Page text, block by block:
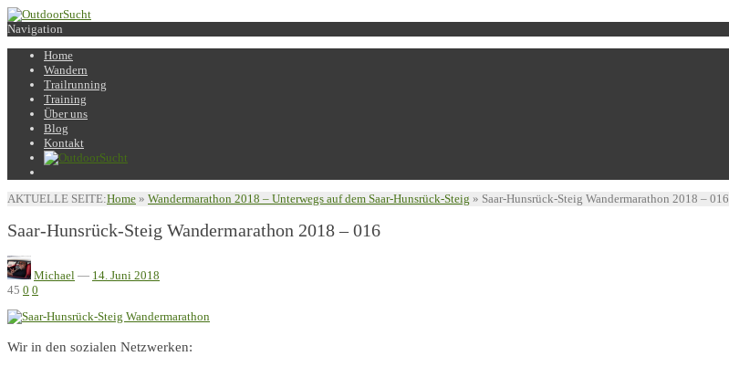
Navigation
Home
Wandern
Trailrunning
Training
Über uns
Blog
Kontakt
AKTUELLE SEITE:Home » Wandermarathon 2018 – Unterwegs auf dem Saar-Hunsrück-Steig » Saar-Hunsrück-Steig Wandermarathon 2018 – 016
Saar-Hunsrück-Steig Wandermarathon 2018 – 016
Michael — 14. Juni 2018
45 0 0
Wir in den sozialen Netzwerken: